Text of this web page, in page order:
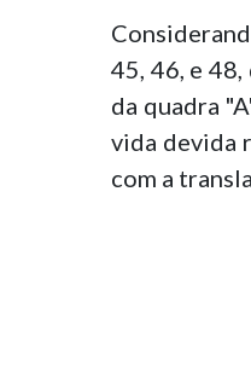
45, 46, e 48,
da quadra
vida devida
com a